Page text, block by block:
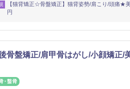
【猫背矯正☆骨盤矯正】猫背姿勢/肩こり/頭痛★
円
骨盤矯正/肩甲骨はがし/小顔矯正/